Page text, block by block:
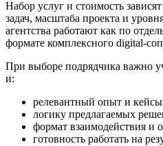
Набор услуг и стоимость
задач, масштаба проекта и
агентства работают как по
формате комплексного digital-
При выборе подрядчика важно
и:
релевантный опыт и
логику предлагаемых
формат взаимодействия и
готовность работать на